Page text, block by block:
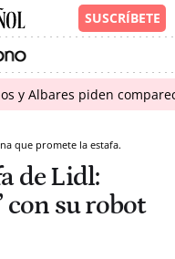
y Albares piden
que promete la estafa.
de Lidl:
con su robot